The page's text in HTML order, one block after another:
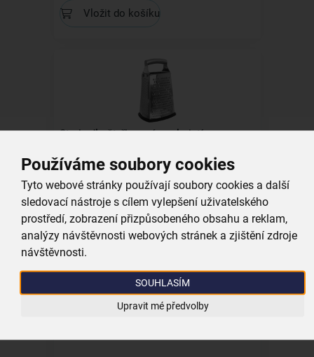
Používáme soubory cookies
Tyto webové stránky používají soubory cookies a další
sledovací nástroje s cílem vylepšení uživatelského
prostředí, zobrazení přizpůsobeného obsahu a reklam,
analýzy návštěvnosti webových stránek a zjištění zdroje
návštěvnosti.
SOUHLASÍM
Upravit mé předvolby
Vložit do košíku
Struhadlo čtyřhranné s rukojetí
skladem
269,00 Kč
Vložit do košíku